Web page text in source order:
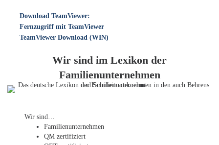
Download TeamViewer:
Fernzugriff mit TeamViewer
TeamViewer Download (WIN)
Wir sind im Lexikon der
Familienunternehmen
Wir sind…
Familien­unternehmen
QM zertifiziert